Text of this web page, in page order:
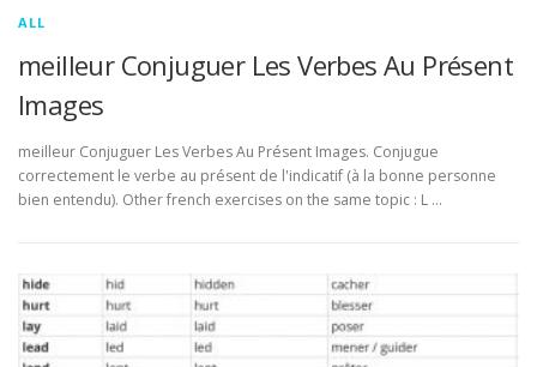
ALL
meilleur Conjuguer Les Verbes Au Présent
Images
meilleur Conjuguer Les Verbes Au Présent Images. Conjugue
correctement le verbe au présent de l'indicatif (à la bonne personne
bien entendu). Other french exercises on the same topic : L …